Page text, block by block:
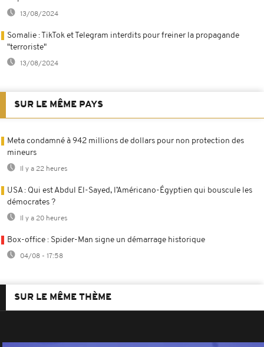
13/08/2024
Somalie : TikTok et Telegram interdits pour freiner la propagande
"terroriste"
13/08/2024
SUR LE MÊME PAYS
Meta condamné à 942 millions de dollars pour non protection des
mineurs
Il y a 22 heures
USA : Qui est Abdul El-Sayed, l’Américano-Égyptien qui bouscule les
démocrates ?
Il y a 20 heures
Box-office : Spider-Man signe un démarrage historique
04/08 - 17:58
SUR LE MÊME THÈME